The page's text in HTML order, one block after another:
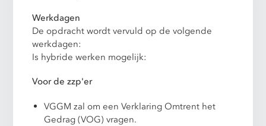
Werkdagen
De opdracht wordt vervuld op de volgende
werkdagen:
Is hybride werken mogelijk:
Voor de zzp'er
VGGM zal om een Verklaring Omtrent het
Gedrag (VOG) vragen.